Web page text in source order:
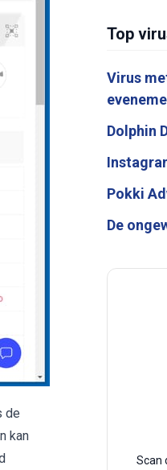
de
kan
Top
Virus
Dolphin
Pokki
De
Scan